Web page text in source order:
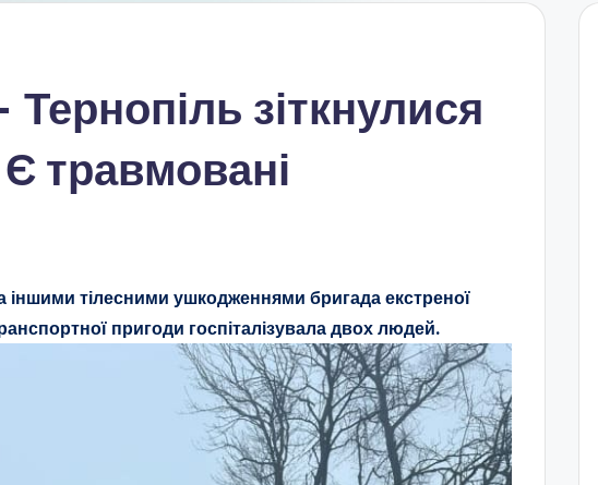
Тернопіль зіткнулися
травмовані
тілесними ушкодженнями бригада екстреної
пригоди госпіталізувала двох людей.